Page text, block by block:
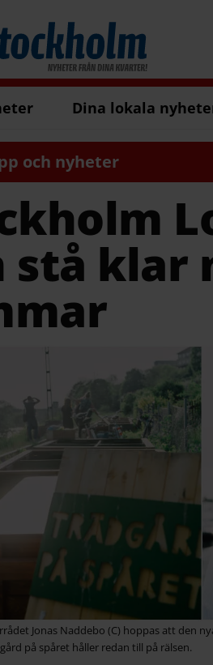
Dina lokala
och nyheter
stå klar
Jonas Naddebo (C) hoppas att den
på spåret håller redan till på rälsen.